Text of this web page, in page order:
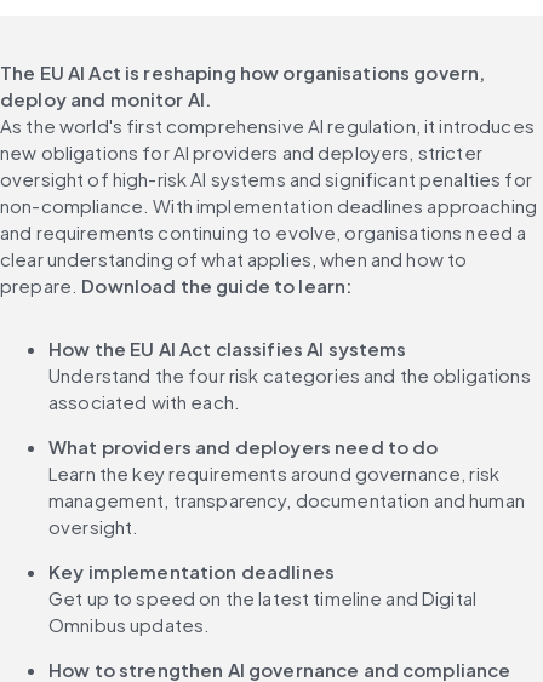
The EU AI Act is reshaping how organisations govern,
deploy and monitor AI.
As the world's first comprehensive AI regulation, it introduces
new obligations for AI providers and deployers, stricter
oversight of high-risk AI systems and significant penalties for
non-compliance. With implementation deadlines approaching
and requirements continuing to evolve, organisations need a
clear understanding of what applies, when and how to
prepare. Download the guide to learn:
How the EU AI Act classifies AI systems
Understand the four risk categories and the obligations
associated with each.
What providers and deployers need to do
Learn the key requirements around governance, risk
management, transparency, documentation and human
oversight.
Key implementation deadlines
Get up to speed on the latest timeline and Digital
Omnibus updates.
How to strengthen AI governance and compliance